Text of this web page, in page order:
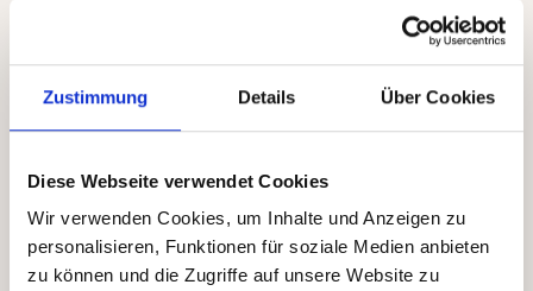
Zustimmung Details Über Cookies
Diese Webseite verwendet Cookies
Wir verwenden Cookies, um Inhalte und Anzeigen zu
personalisieren, Funktionen für soziale Medien anbieten
zu können und die Zugriffe auf unsere Website zu
Infos über
Rezepte & Rezeptgebühr
Wir behandeln Patienten mit einem
Rezept der Berufsgenossenschaft
(BG),Privatpatientenund alle
gesetzlich Versicherten.